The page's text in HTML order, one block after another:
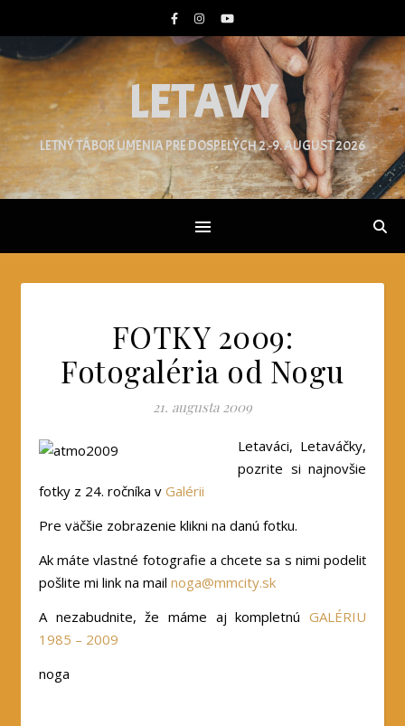
LETAVY
LETNÝ TÁBOR UMENIA PRE DOSPELÝCH 2.-9. AUGUST 2026
FOTKY 2009:
Fotogaléria od Nogu
21. augusta 2009
Letaváci, Letaváčky,
pozrite si najnovšie
fotky z 24. ročníka v Galérii
Pre väčšie zobrazenie klikni na danú fotku.
Ak máte vlastné fotografie a chcete sa s nimi podeliť
pošlite mi link na mail noga@mmcity.sk
A nezabudnite, že máme aj kompletnú GALÉRIU
1985 – 2009
noga